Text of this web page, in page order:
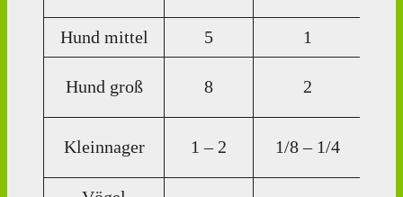
Hund mittel
5 1
Hund groß 8 2
Kleinnager 1 – 2 1/8 – 1/4